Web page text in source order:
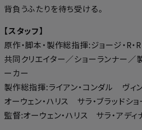
背負うふたりを待ち受ける。
【スタッフ】
原作・脚本・製作総指揮:ジョージ・R・
共同クリエイター／ショーランナー／
ーカー
製作総指揮:ライアン・コンダル ヴィ
オーウェン・ハリス サラ・ブラッドショ
監督:オーウェン・ハリス サラ・アディ